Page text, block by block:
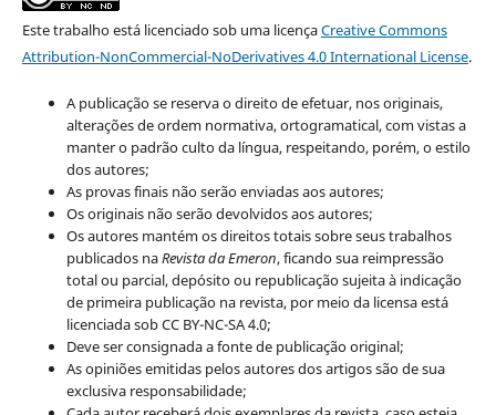
Este trabalho está licenciado sob uma licençaCreative Commons
Attribution-NonCommercial-NoDerivatives 4.0 International License.
A publicação se reserva o direito de efetuar, nos originais,
alterações de ordem normativa, ortogramatical, com vistas a
manter o padrão culto da língua, respeitando, porém, o estilo
dos autores;
As provas finais não serão enviadas aos autores;
Os originais não serão devolvidos aos autores;
Os autores mantém os direitos totais sobre seus trabalhos
publicados naRevista da Emeron, ficando sua reimpressão
total ou parcial, depósito ou republicação sujeita à indicação
de primeira publicação na revista, por meio da licensa está
licenciada sob CC BY-NC-SA 4.0;
Deve ser consignada a fonte de publicação original;
As opiniões emitidas pelos autores dos artigos são de sua
exclusiva responsabilidade;